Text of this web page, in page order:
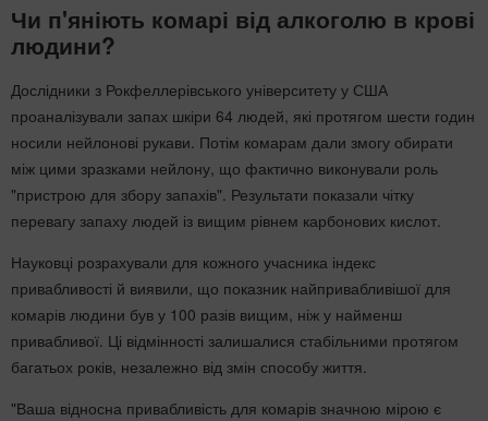
Чи п'яніють комарі від алкоголю в крові
людини?
Дослідники з Рокфеллерівського університету у США
проаналізували запах шкіри 64 людей, які протягом шести годин
носили нейлонові рукави. Потім комарам дали змогу обирати
між цими зразками нейлону, що фактично виконували роль
"пристрою для збору запахів". Результати показали чітку
перевагу запаху людей із вищим рівнем карбонових кислот.
Науковці розрахували для кожного учасника індекс
привабливості й виявили, що показник найпривабливішої для
комарів людини був у 100 разів вищим, ніж у найменш
привабливої. Ці відмінності залишалися стабільними протягом
багатьох років, незалежно від змін способу життя.
"Ваша відносна привабливість для комарів значною мірою є